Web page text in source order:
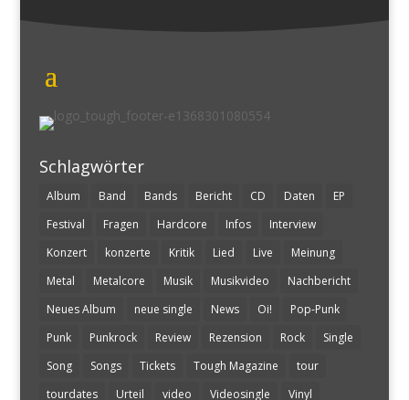
Schlagwörter
Album Band Bands Bericht CD Daten
EP
Festival
Fragen Hardcore Infos
Interview
Konzert
konzerte Kritik Lied Live
Meinung
Metal
Metalcore Musik Musikvideo
Nachbericht
Neues Album
neue single News Oi!
Pop-Punk
Punk
Punkrock Review Rezension Rock
Single
Song
Songs Tickets Tough Magazine
tour
tourdates
Urteil video Videosingle Vinyl